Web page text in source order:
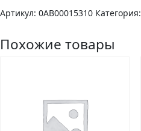
Артикул: 0AB00015310 Категория:
Похожие товары